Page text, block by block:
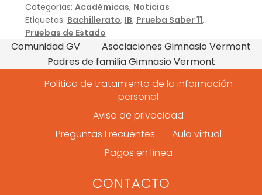
Categorías: Académicas, Noticias
Etiquetas: Bachillerato, IB, Prueba Saber 11,
Pruebas de Estado
Comunidad GV
Asociaciones Gimnasio Vermont
Padres de familia Gimnasio Vermont
Política de tratamiento de la información
personal
Aviso de privacidad
Preguntas Frecuentes
Aula virtual
Pagos en línea
CONTACTO